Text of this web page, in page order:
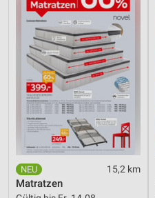
15,2 km
Matratzen